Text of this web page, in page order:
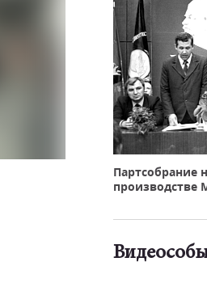
Партсобрание
производстве